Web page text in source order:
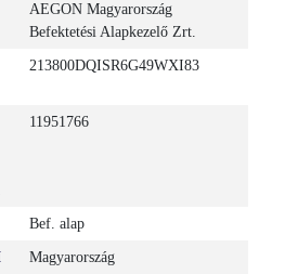
AEGON Magyarország
Befektetési Alapkezelő Zrt.
213800DQISR6G49WXI83
11951766
Bef. alap
Magyarország